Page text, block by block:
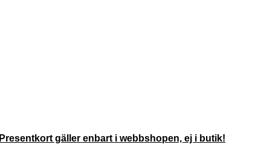
Presentkort gäller enbart i webbshopen, ej i butik!